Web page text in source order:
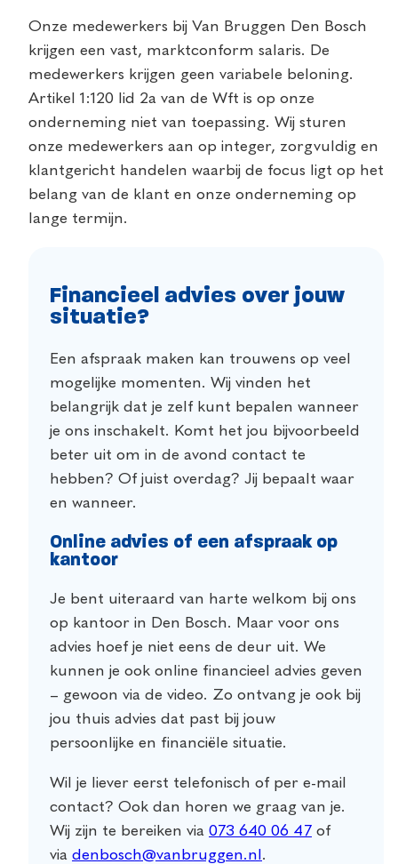
Onze medewerkers bij Van Bruggen Den Bosch
krijgen een vast, marktconform salaris. De
medewerkers krijgen geen variabele beloning.
Artikel 1:120 lid 2a van de Wft is op onze
onderneming niet van toepassing. Wij sturen
onze medewerkers aan op integer, zorgvuldig en
klantgericht handelen waarbij de focus ligt op het
belang van de klant en onze onderneming op
lange termijn.
Financieel advies over jouw
situatie?
Een afspraak maken kan trouwens op veel
mogelijke momenten. Wij vinden het
belangrijk dat je zelf kunt bepalen wanneer
je ons inschakelt. Komt het jou bijvoorbeeld
beter uit om in de avond contact te
hebben? Of juist overdag? Jij bepaalt waar
en wanneer.
Online advies of een afspraak op
kantoor
Je bent uiteraard van harte welkom bij ons
op kantoor in Den Bosch. Maar voor ons
advies hoef je niet eens de deur uit. We
kunnen je ook online financieel advies geven
– gewoon via de video. Zo ontvang je ook bij
jou thuis advies dat past bij jouw
persoonlijke en financiële situatie.
Wil je liever eerst telefonisch of per e-mail
contact? Ook dan horen we graag van je.
Wij zijn te bereiken via 073 640 06 47 of
via denbosch@vanbruggen.nl .